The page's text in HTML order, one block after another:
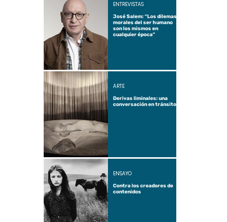
José Salem: “Los dilemas
morales del ser humano
son los mismos en
cualquier época”
ENTREVISTAS
Derivas liminales: una
conversación en tránsito
ARTE
Contra los creadores de
contenidos
ENSAYO